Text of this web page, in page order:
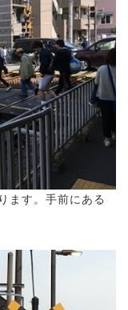
ます。手前にある